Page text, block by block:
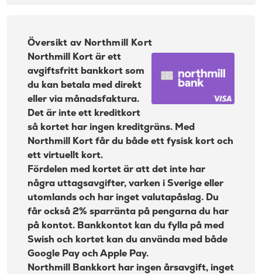
pappersfaktura:
Valutapåslag:
1,65 %
Påminnelseavgift:
60 kr
Övertrasseringsav
gift:
Läs mer om More Golf Mastercard
→
Hur kan jag betala med Northmill Kortet?
Så här fungerar betala senare med Northmill
kortet
Tar Northmill en kreditupplysning när jag ansöker
om kort?
Får jag både ett fysiskt kort och ett virtuellt kort?
Det virtuella kortet får du tillgång till med en gång
Google Pay, Apple Pay och Samsung Pay
Fördelar med Northmill Kort
Nackdelar
Vad vi tycker om Northmill Kortet
Northmill Kort prislista
Översikt av Northmill Kort
Northmill Kort är ett
avgiftsfritt bankkort som
du kan betala med direkt
eller via månadsfaktura.
Det är inte ett kreditkort
så kortet har ingen kreditgräns. Med
Northmill Kort får du både ett fysisk kort och
ett virtuellt kort.
Fördelen med kortet är att det inte har
några uttagsavgifter, varken i Sverige eller
utomlands och har inget valutapåslag. Du
får också 2% sparränta på pengarna du har
på kontot. Bankkontot kan du fylla på med
Swish och kortet kan du använda med både
Google Pay och Apple Pay.
Northmill Bankkort har ingen årsavgift, inget